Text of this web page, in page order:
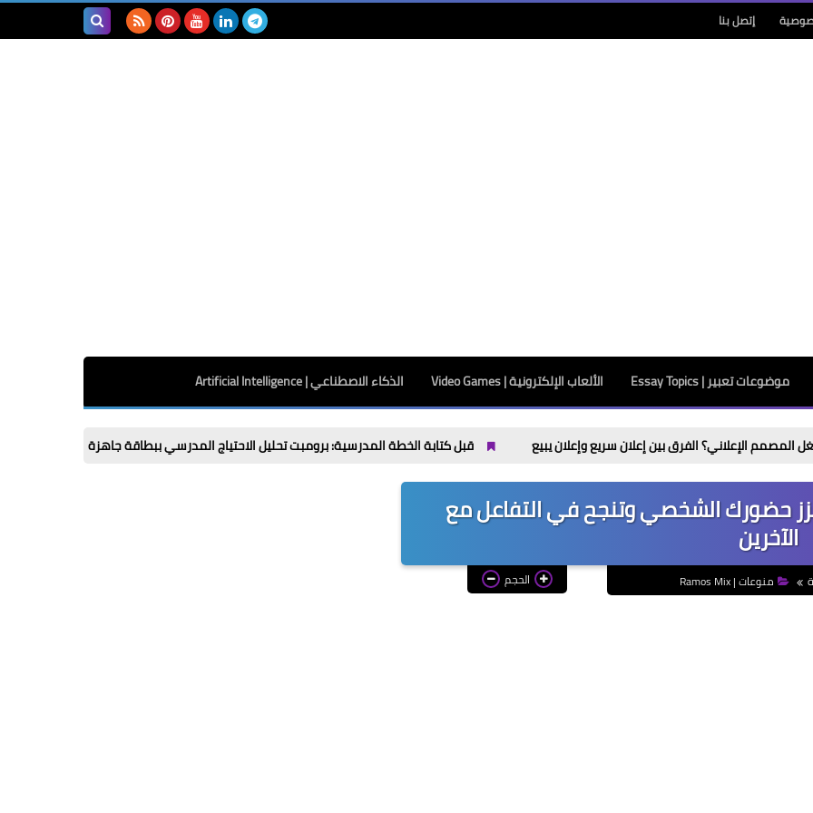
إتصل بنا
موضوعات تعبير | Essay Topics الألعاب الإلكترونية | Video Games الذكاء الاصطناعي | Artificial Intelligence
قبل كتابة الخطة المدرسية: برومبت تحليل الاحتياج المدرسي ببطاقة جاهزة إيه أفضل كليات
حضورك الشخصي وتنجح في التفاعل مع
الآخرين
منوعات | Ramos Mix الحجم